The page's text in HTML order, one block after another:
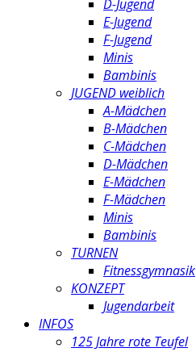
D-Jugend
E-Jugend
F-Jugend
Minis
Bambinis
JUGEND weiblich
A-Mädchen
B-Mädchen
C-Mädchen
D-Mädchen
E-Mädchen
F-Mädchen
Minis
Bambinis
TURNEN
Fitnessgymnasik
KONZEPT
Jugendarbeit
INFOS
125 Jahre rote Teufel